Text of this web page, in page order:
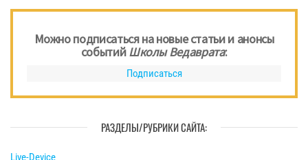
Можно подписаться на новые статьи и анонсы
событийШколы Ведаврата:
Подписаться
РАЗДЕЛЫ/РУБРИКИ САЙТА:
Live-Device